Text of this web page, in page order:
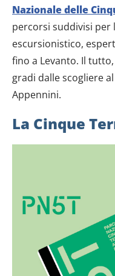
Nazionale delle
percorsi suddivisi
escursionistico,
fino a Levanto. Il
gradi dalle scogliere
Appennini.
La Cinque